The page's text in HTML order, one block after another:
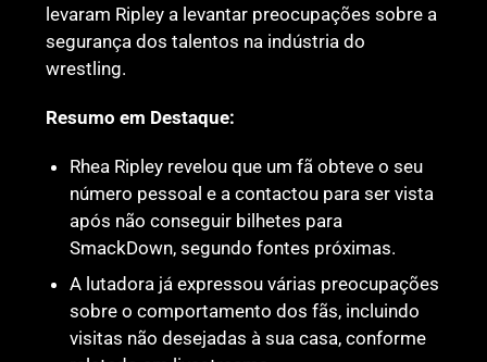
levaram Ripley a levantar preocupações sobre a
segurança dos talentos na indústria do
wrestling.
Resumo em Destaque:
Rhea Ripley revelou que um fã obteve o seu
número pessoal e a contactou para ser vista
após não conseguir bilhetes para
SmackDown, segundo fontes próximas.
A lutadora já expressou várias preocupações
sobre o comportamento dos fãs, incluindo
visitas não desejadas à sua casa, conforme